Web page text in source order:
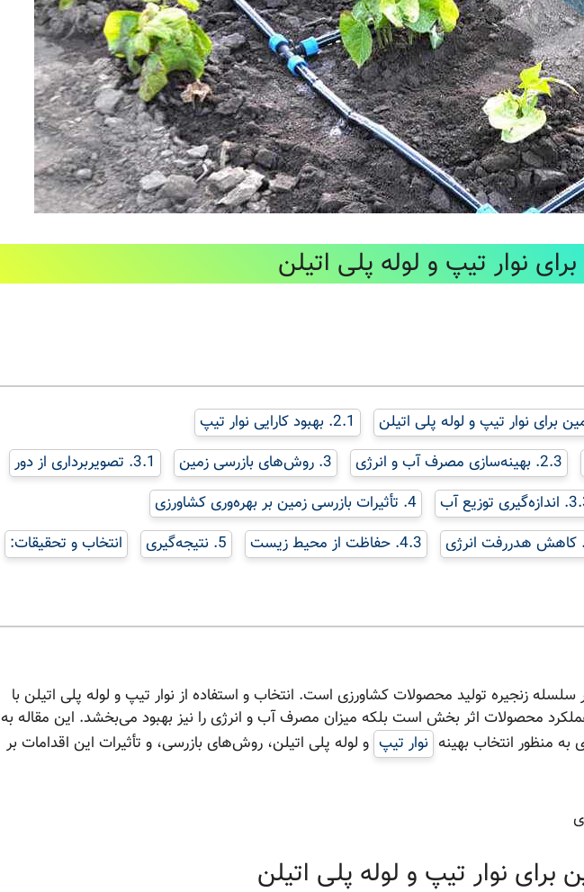
نوار تیپ و لوله پلی اتیلن
2.1. بهبود کارایی نوار تیپ
2.3. بهینه‌سازی مصرف آب و انرژی 3. روش‌های بازرسی زمین
3.1. تصویربرداری از دور
توزیع آب
4. تأثیرات بازرسی زمین بر بهره‌وری کشاورزی
4.3. حفاظت از محیط زیست 5. نتیجه‌گیری
انتخاب و تحقیقات:
زنجیره تولید محصولات کشاورزی است. انتخاب و استفاده از نوار تیپ و لوله پلی اتیلن با
عملکرد محصولات اثر بخش است بلکه میزان مصرف آب و انرژی را نیز بهبود می‌بخشد. این مقاله به
منظور انتخاب بهینه نوار تیپ و لوله پلی اتیلن، روش‌های بازرسی، و تأثیرات این اقدامات بر